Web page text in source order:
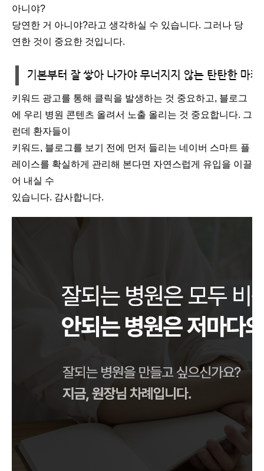
아니야?
당연한 거 아니야?라고 생각하실 수 있습니다. 그러나 당
연한 것이 중요한 것입니다.
키워드 광고를 통해 클릭을 발생하는 것 중요하고, 블로그
에 우리 병원 콘텐츠 올려서 노출 올리는 것 중요합니다. 그
런데 환자들이
키워드, 블로그를 보기 전에 먼저 들리는 네이버 스마트 플
레이스를 확실하게 관리해 본다면 자연스럽게 유입을 이끌
어 내실 수
있습니다. 감사합니다.